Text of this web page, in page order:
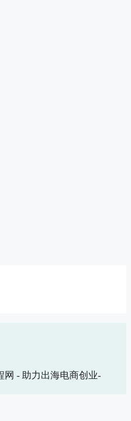
网 - 助力出海电商创业-